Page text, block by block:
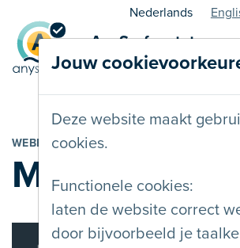
Jouw
Deze website maakt
cookies.
Functionele cookies:
laten de website correct
door bijvoorbeeld je
AnySurfer
webbouwer
Nederlands
WEBBEDRIJF
Minsky